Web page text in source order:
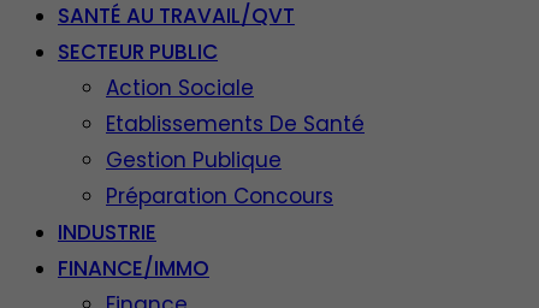
SANTÉ AU TRAVAIL/QVT
SECTEUR PUBLIC
Action Sociale
Etablissements De Santé
Gestion Publique
Préparation Concours
INDUSTRIE
FINANCE/IMMO